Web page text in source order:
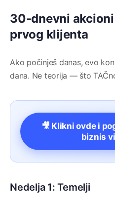
30-dnevni
prvog klijenta
Ako počinješ danas, evo
dana. Ne teorija — što
🎥 Klikni ovde i
biznis
Nedelja 1: Temelji